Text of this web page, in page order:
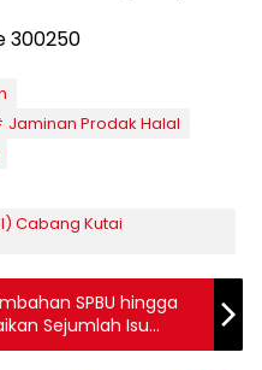
Jaminan Prodak Halal
Cabang Kutai
SPBU hingga
Sejumlah Isu